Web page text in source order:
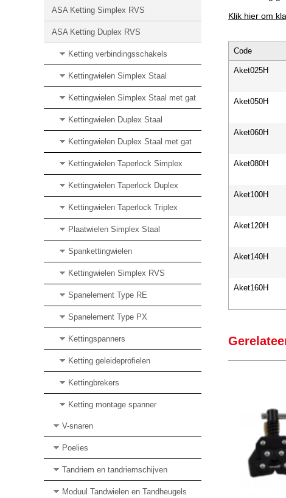
ASA Ketting Simplex RVS
ASA Ketting Duplex RVS
Ketting verbindingsschakels
Kettingwielen Simplex Staal
Kettingwielen Simplex Staal met gat
Kettingwielen Duplex Staal
Kettingwielen Duplex Staal met gat
Kettingwielen Taperlock Simplex
Kettingwielen Taperlock Duplex
Kettingwielen Taperlock Triplex
Plaatwielen Simplex Staal
Spankettingwielen
Kettingwielen Simplex RVS
Spanelement Type RE
Spanelement Type PX
Kettingspanners
Ketting geleideprofielen
Kettingbrekers
Ketting montage spanner
V-snaren
Poelies
Tandriem en tandriemschijven
Moduul Tandwielen en Tandheugels
Klik hier om
Code
Aket025H
Aket050H
Aket060H
Aket080H
Aket100H
Aket120H
Aket140H
Aket160H